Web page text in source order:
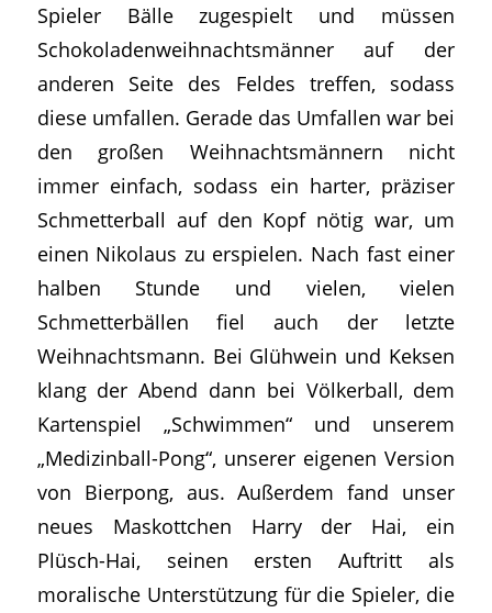
Spieler Bälle zugespielt und müssen
Schokoladenweihnachtsmänner auf der
anderen Seite des Feldes treffen, sodass
diese umfallen. Gerade das Umfallen war bei
den großen Weihnachtsmännern nicht
immer einfach, sodass ein harter, präziser
Schmetterball auf den Kopf nötig war, um
einen Nikolaus zu erspielen. Nach fast einer
halben Stunde und vielen, vielen
Schmetterbällen fiel auch der letzte
Weihnachtsmann. Bei Glühwein und Keksen
klang der Abend dann bei Völkerball, dem
Kartenspiel „Schwimmen“ und unserem
„Medizinball-Pong“, unserer eigenen Version
von Bierpong, aus. Außerdem fand unser
neues Maskottchen Harry der Hai, ein
Plüsch-Hai, seinen ersten Auftritt als
moralische Unterstützung für die Spieler, die